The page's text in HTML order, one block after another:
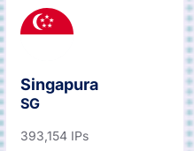
Singapura
SG
393,154 IPs